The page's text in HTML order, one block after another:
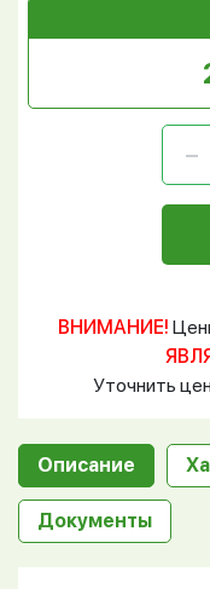
ВНИМАНИЕ!
Уточнить
Описание
Документы